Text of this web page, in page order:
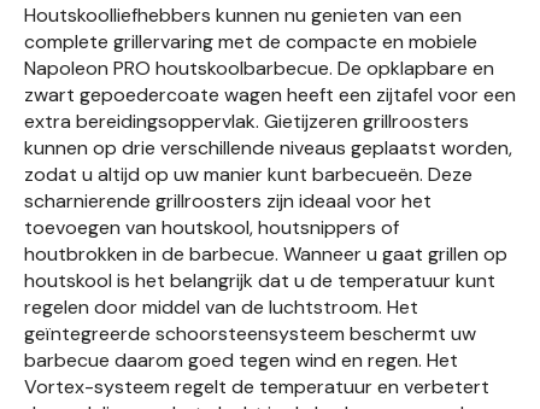
Houtskoolliefhebbers kunnen nu genieten van een
complete grillervaring met de compacte en mobiele
Napoleon PRO houtskoolbarbecue. De opklapbare en
zwart gepoedercoate wagen heeft een zijtafel voor een
extra bereidingsoppervlak. Gietijzeren grillroosters
kunnen op drie verschillende niveaus geplaatst worden,
zodat u altijd op uw manier kunt barbecueën. Deze
scharnierende grillroosters zijn ideaal voor het
toevoegen van houtskool, houtsnippers of
houtbrokken in de barbecue. Wanneer u gaat grillen op
houtskool is het belangrijk dat u de temperatuur kunt
regelen door middel van de luchtstroom. Het
geïntegreerde schoorsteensysteem beschermt uw
barbecue daarom goed tegen wind en regen. Het
Vortex-systeem regelt de temperatuur en verbetert